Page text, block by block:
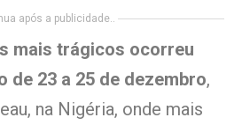
após a publicidade..
mais trágicos ocorreu
de 23 a 25 de dezembro,
na Nigéria, onde mais